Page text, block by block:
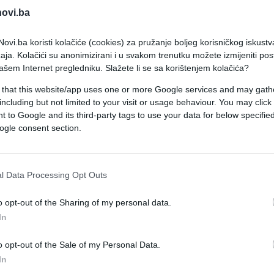
koristi kolačiće (cookies) za pružanje boljeg korisničkog
Kolačići su anonimizirani i u svakom trenutku možete izmijeniti
Internet pregledniku. Slažete li se sa korištenjem kolačića?
that this website/app uses one or more Google services and may
but not limited to your visit or usage behaviour. You may
to Google and its third-party tags to use your data for below
consent section.
Data Processing Opt Outs
opt-out of the Sharing of my personal data.
opt-out of the Sale of my Personal Data.
sve što je tokom života zaradila i uložila, te da
Pantelića bori se s teškom bolešću
priznala: Pitali je da li je oženjen, a ona
da imam šta da jedem, da pijem i da imam
Zajedno s Džejem sam finansirala zgradu na
ta osoba kojoj ne želim da spominjem ime –
optužila bivšeg partnera, čije ime nije
manipulišu sa mnom. Više neću da govorim